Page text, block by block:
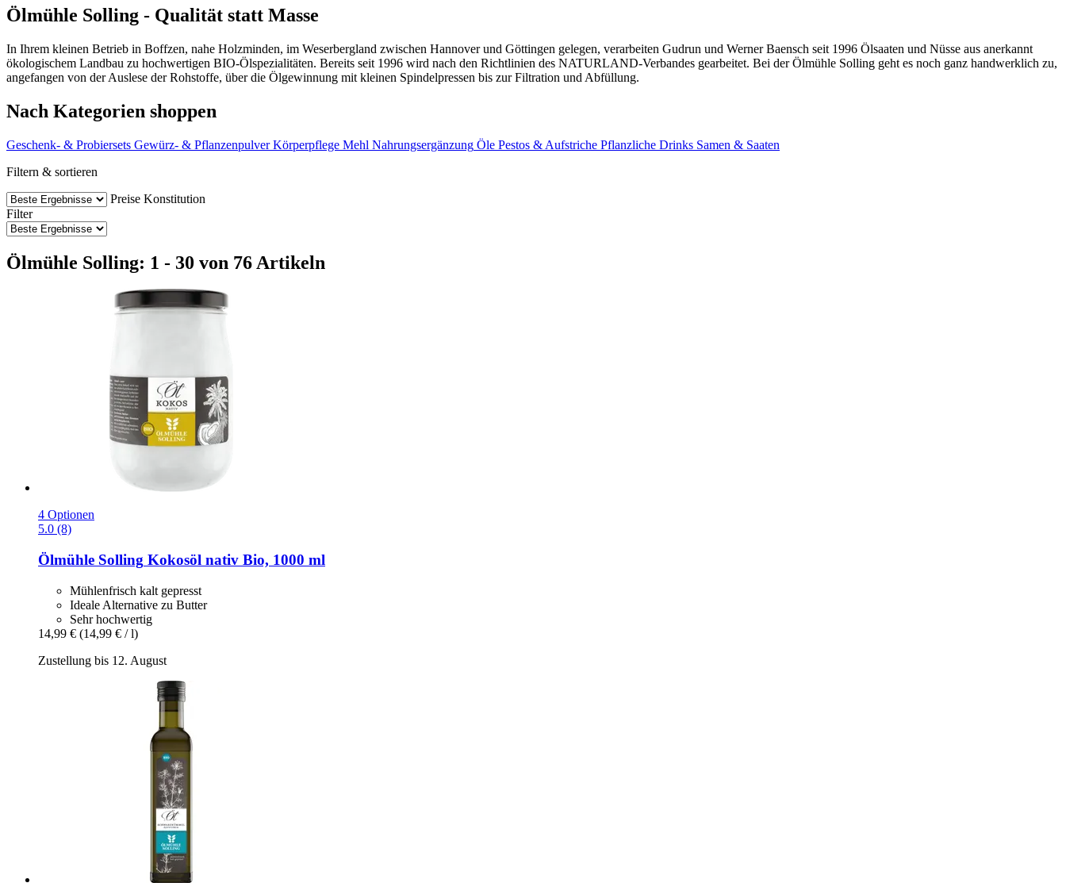
Ölmühle Solling - Qualität statt Masse
In Ihrem kleinen Betrieb in Boffzen, nahe Holzminden, im Weserbergland zwischen Hannover und Göttingen gelegen, verarbeiten Gudrun und Werner Baensch seit 1996 Ölsaaten und Nüsse aus anerkannt
ökologischem Landbau zu hochwertigen BIO-Ölspezialitäten. Bereits seit 1996 wird nach den Richtlinien des NATURLAND-Verbandes gearbeitet. Bei der Ölmühle Solling geht es noch ganz handwerklich zu,
angefangen von der Auslese der Rohstoffe, über die Ölgewinnung mit kleinen Spindelpressen bis zur Filtration und Abfüllung.
Nach Kategorien shoppen
Geschenk- & Probiersets Gewürz- & Pflanzenpulver Körperpflege Mehl Nahrungsergänzung Öle Pestos & Aufstriche Pflanzliche Drinks Samen & Saaten
Filtern & sortieren
Preise Konstitution
Filter
Ölmühle Solling: 1 - 30 von 76 Artikeln
4 Optionen
5.0 (8)
Ölmühle Solling Kokosöl nativ Bio, 1000 ml
Mühlenfrisch kalt gepresst
Ideale Alternative zu Butter
Sehr hochwertig
14,99 € (14,99 € / l)
Zustellung bis 12. August